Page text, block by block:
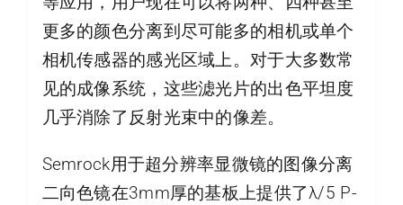
更多的颜色分离到尽可能多的相机或单个
相机传感器的感光区域上。对于大多数常
见的成像系统，这些滤光片的出色平坦度
几乎消除了反射光束中的像差。
Semrock用于超分辨率显微镜的图像分离
二向色镜在3mm厚的基板上提供了λ/5 P-